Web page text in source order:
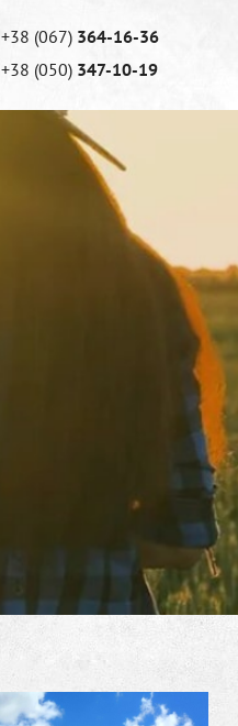
+38 (067) 364-16-36
+38 (050) 347-10-19